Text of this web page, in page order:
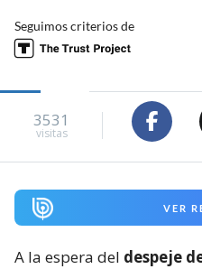
Seguimos criterios de
3531
visitas
VER
A la espera del despeje